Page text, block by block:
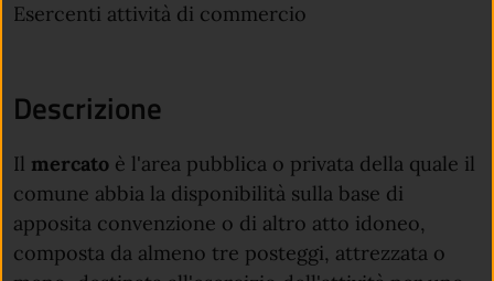
Esercenti attività di commercio
Descrizione
Il mercato è l'area pubblica o privata della quale il
comune abbia la disponibilità sulla base di
apposita convenzione o di altro atto idoneo,
composta da almeno tre posteggi, attrezzata o